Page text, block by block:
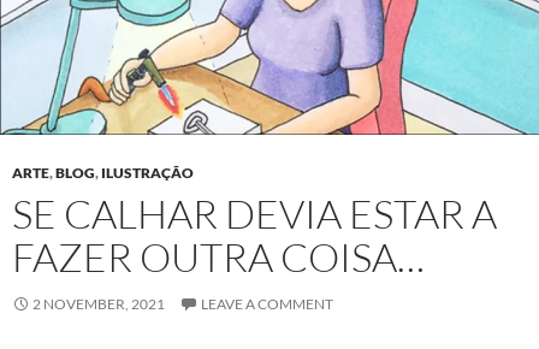
ARTE,BLOG, ILUSTRAÇÃO
SE CALHAR DEVIA ESTAR A
FAZER OUTRA COISA…
2 NOVEMBER, 2021 LEAVE A COMMENT